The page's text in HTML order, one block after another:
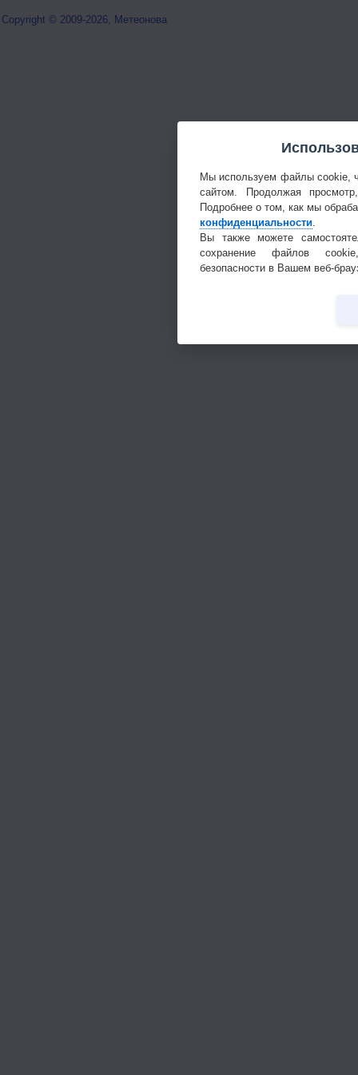
Copyright © 2009-2026, Метеонова
Мы используем файлы cookie,
сайтом. Продолжая
Подробнее о том, как мы
конфиденциальности.
Вы также можете
сохранение файлов
безопасности в Вашем веб-